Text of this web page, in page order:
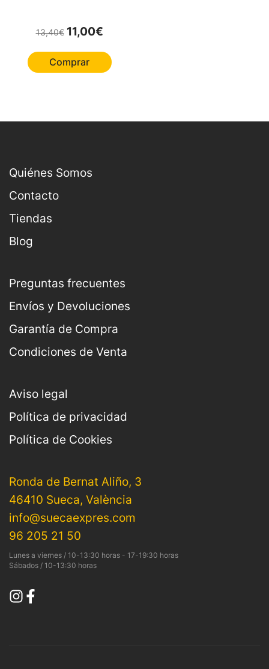
13,40€ El precio original era: 13,40€.
11,00€El precio actual es: 11,00€.
Comprar
Quiénes Somos
Contacto
Tiendas
Blog
Preguntas frecuentes
Envíos y Devoluciones
Garantía de Compra
Condiciones de Venta
Aviso legal
Política de privacidad
Política de Cookies
Ronda de Bernat Aliño, 3
46410 Sueca, València
info@suecaexpres.com
96 205 21 50
Lunes a viernes / 10-13:30 horas - 17-19:30 horas
Sábados / 10-13:30 horas